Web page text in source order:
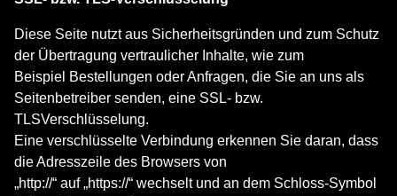
Diese Seite nutzt aus Sicherheitsgründen und zum Schutz
der Übertragung vertraulicher Inhalte, wie zum
Beispiel Bestellungen oder Anfragen, die Sie an uns als
Seitenbetreiber senden, eine SSL- bzw.
TLSVerschlüsselung.
Eine verschlüsselte Verbindung erkennen Sie daran, dass
die Adresszeile des Browsers von
„http://“ auf „https://“ wechselt und an dem Schloss-Symbol